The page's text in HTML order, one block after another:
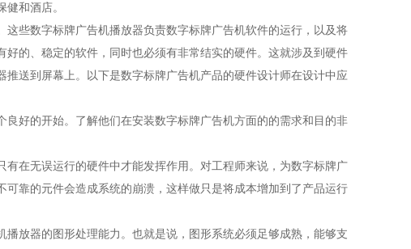
和酒店。
些数字标牌广告机播放器负责数字标牌广告机软件的运行，以及将
的、稳定的软件，同时也必须有非常结实的硬件。这就涉及到硬件
送到屏幕上。以下是数字标牌广告机产品的硬件设计师在设计中应
好的开始。了解他们在安装数字标牌广告机方面的的需求和目的非
在无误运行的硬件中才能发挥作用。对工程师来说，为数字标牌广
靠的元件会造成系统的崩溃，这样做只是将成本增加到了产品运行
放器的图形处理能力。也就是说，图形系统必须足够成熟，能够支